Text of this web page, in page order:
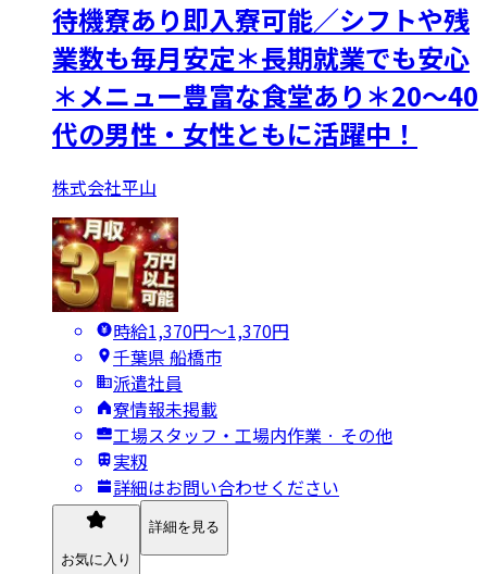
待機寮あり即入寮可能／シフトや残
業数も毎月安定＊長期就業でも安心
＊メニュー豊富な食堂あり＊20～40
代の男性・女性ともに活躍中！
株式会社平山
時給1,370円〜1,370円
千葉県 船橋市
派遣社員
寮情報未掲載
工場スタッフ・工場内作業 · その他
実籾
詳細はお問い合わせください
お気に入り
詳細を見る